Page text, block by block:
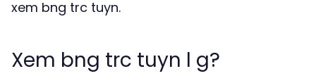
xem bng trc tuyn.
Xem bng trc tuyn l g?